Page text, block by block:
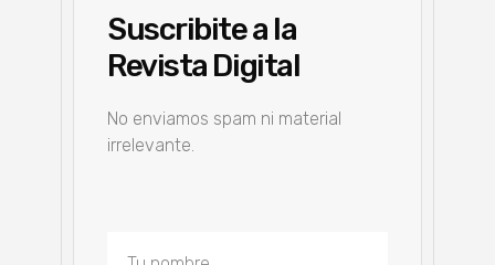
Suscribite a la
Revista Digital
No enviamos spam ni material
irrelevante.